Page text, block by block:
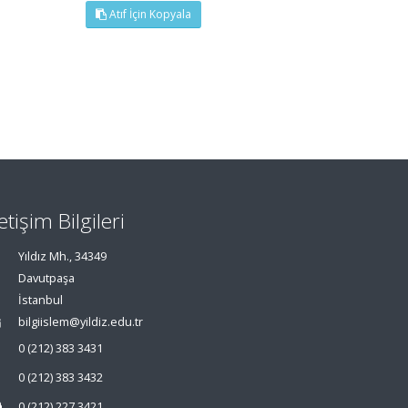
Atıf İçin Kopyala
Bilgileri
Yıldız Mh., 34349
Davutpaşa
İstanbul
bilgiislem@yildiz.edu.tr
0 (212) 383 3431
0 (212) 383 3432